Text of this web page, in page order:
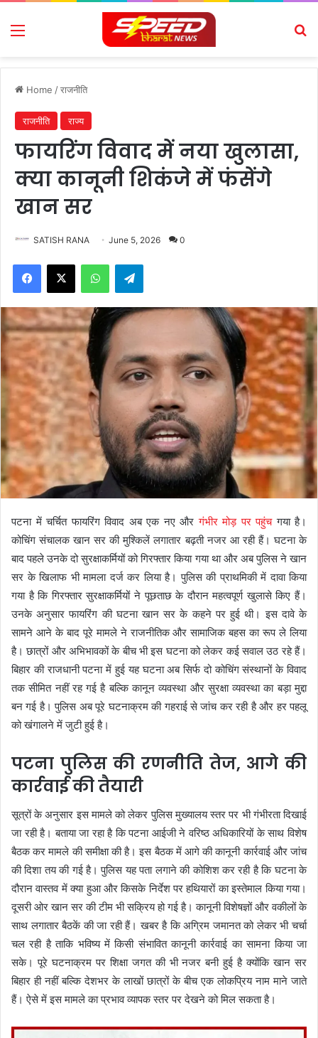
Menu
Home /राजनीति
राजनीति राज्य
फायरिंग विवाद में नया खुलासा,
क्या कानूनी शिकंजे में फंसेंगे
खान सर
SATISH RANA June 5, 2026 0
Facebook
X WhatsAppTelegram
पटना में चर्चित फायरिंग विवाद अब एक नए औरगंभीर मोड़ पर पहुंचगया है।
कोचिंग संचालक खान सर की मुश्किलें लगातार बढ़ती नजर आ रही हैं। घटना के
बाद पहले उनके दो सुरक्षाकर्मियों को गिरफ्तार किया गया था और अब पुलिस ने खान
सर के खिलाफ भी मामला दर्ज कर लिया है। पुलिस की प्राथमिकी में दावा किया
गया है कि गिरफ्तार सुरक्षाकर्मियों ने पूछताछ के दौरान महत्वपूर्ण खुलासे किए हैं।
उनके अनुसार फायरिंग की घटना खान सर के कहने पर हुई थी। इस दावे के
सामने आने के बाद पूरे मामले ने राजनीतिक और सामाजिक बहस का रूप ले लिया
है। छात्रों और अभिभावकों के बीच भी इस घटना को लेकर कई सवाल उठ रहे हैं।
बिहार की राजधानी पटना में हुई यह घटना अब सिर्फ दो कोचिंग संस्थानों के विवाद
तक सीमित नहीं रह गई है बल्कि कानून व्यवस्था और सुरक्षा व्यवस्था का बड़ा मुद्दा
बन गई है। पुलिस अब पूरे घटनाक्रम की गहराई से जांच कर रही है और हर पहलू
को खंगालने में जुटी हुई है।
पटना पुलिस की रणनीति तेज, आगे की
कार्रवाई की तैयारी
सूत्रों के अनुसार इस मामले को लेकर पुलिस मुख्यालय स्तर पर भी गंभीरता दिखाई
जा रही है। बताया जा रहा है कि पटना आईजी ने वरिष्ठ अधिकारियों के साथ विशेष
बैठक कर मामले की समीक्षा की है। इस बैठक में आगे की कानूनी कार्रवाई और जांच
की दिशा तय की गई है। पुलिस यह पता लगाने की कोशिश कर रही है कि घटना के
दौरान वास्तव में क्या हुआ और किसके निर्देश पर हथियारों का इस्तेमाल किया गया।
दूसरी ओर खान सर की टीम भी सक्रिय हो गई है। कानूनी विशेषज्ञों और वकीलों के
साथ लगातार बैठकें की जा रही हैं। खबर है कि अग्रिम जमानत को लेकर भी चर्चा
चल रही है ताकि भविष्य में किसी संभावित कानूनी कार्रवाई का सामना किया जा
सके। पूरे घटनाक्रम पर शिक्षा जगत की भी नजर बनी हुई है क्योंकि खान सर
बिहार ही नहीं बल्कि देशभर के लाखों छात्रों के बीच एक लोकप्रिय नाम माने जाते
हैं। ऐसे में इस मामले का प्रभाव व्यापक स्तर पर देखने को मिल सकता है।